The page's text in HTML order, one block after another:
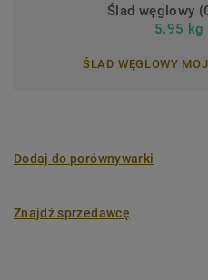
Ślad węglowy
5.95 kg
ŚLAD WĘGLOWY
Dodaj do porównywarki
Znajdź sprzedawcę